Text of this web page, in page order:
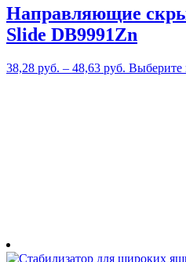
Направляющие
Slide DB9991Zn
38,28 руб. – 48,63 руб. Выберите